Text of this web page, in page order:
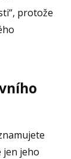
protože
jen jeho